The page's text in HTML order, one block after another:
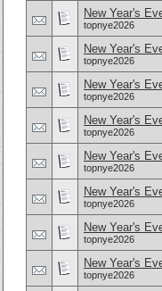
New Year's
topnye2026
New Year's
topnye2026
New Year's
topnye2026
New Year's
topnye2026
New Year's
topnye2026
New Year's
topnye2026
New Year's
topnye2026
New Year's
topnye2026